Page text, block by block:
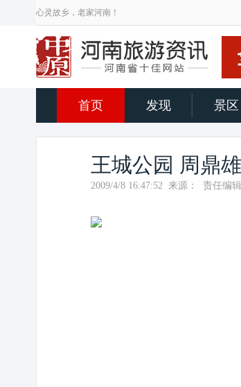
心灵故乡，老家河南！
首页 发现 景区
王城公园 周鼎
2009/4/8 16:47:52 来源： 责任编